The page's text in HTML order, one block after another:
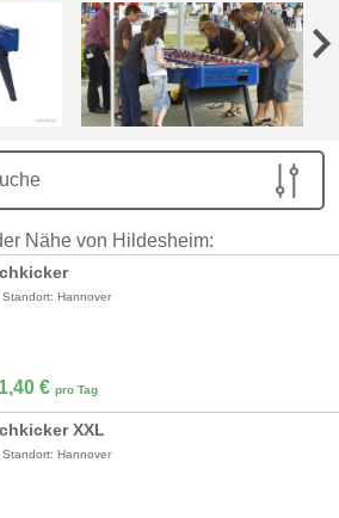
Nähe von Hildesheim:
Standort: Hannover
€ pro Tag
XXL
Standort: Hannover